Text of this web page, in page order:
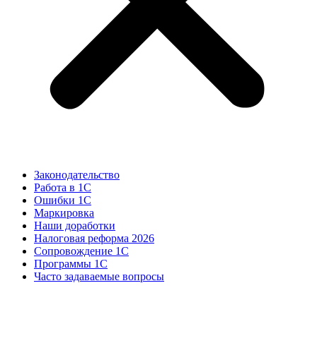
Законодательство
Работа в 1С
Ошибки 1С
Маркировка
Наши доработки
Налоговая реформа 2026
Сопровождение 1С
Программы 1С
Часто задаваемые вопросы